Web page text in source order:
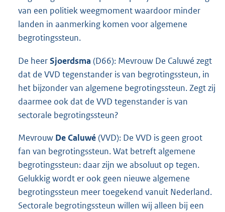
van een politiek weegmoment waardoor minder
landen in aanmerking komen voor algemene
begrotingssteun.
De heerSjoerdsma (D66): Mevrouw De Caluwé zegt
dat de VVD tegenstander is van begrotingssteun, in
het bijzonder van algemene begrotingssteun. Zegt zij
daarmee ook dat de VVD tegenstander is van
sectorale begrotingssteun?
Mevrouw De Caluwé(VVD): De VVD is geen groot
fan van begrotingssteun. Wat betreft algemene
begrotingssteun: daar zijn we absoluut op tegen.
Gelukkig wordt er ook geen nieuwe algemene
begrotingssteun meer toegekend vanuit Nederland.
Sectorale begrotingssteun willen wij alleen bij een